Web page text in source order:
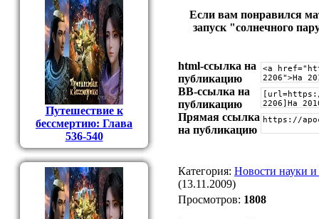
Путешествие к
бессмертию: Глава
536-540
Если вам понравился
запуск "солнечного
html-cсылка на
публикацию
BB-cсылка на
публикацию
Прямая ссылка
на публикацию
Категория: Новости науки и
(13.11.2009)
Просмотров: 1808